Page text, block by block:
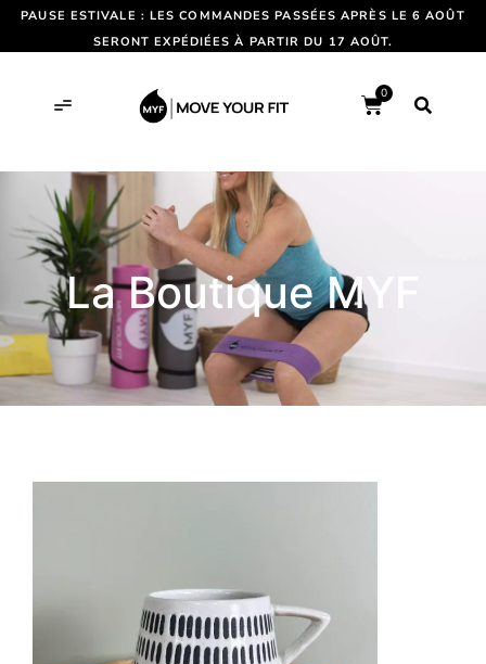
PAUSE ESTIVALE : LES COMMANDES PASSÉES APRÈS LE 6 AOÛT
SERONT EXPÉDIÉES À PARTIR DU 17 AOÛT.
0
La Boutique MYF